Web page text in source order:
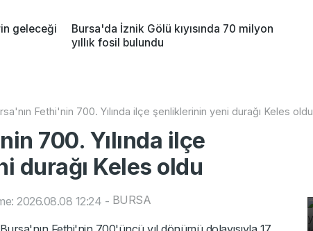
geleceği
Bursa'da İznik Gölü kıyısında 70 milyon
yıllık fosil bulundu
Fethi'nin 700. Yılında ilçe şenliklerinin yeni durağı Keles oldu
700. Yılında ilçe
durağı Keles oldu
2026.08.08 12:24 - BURSA